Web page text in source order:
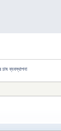
ব্যবস্থাপনা